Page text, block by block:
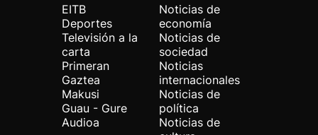
EITB
Deportes
Televisión a la
carta
Primeran
Gaztea
Makusi
Guau - Gure
Audioa
Noticias de
economía
Noticias de
sociedad
Noticias
internacionales
Noticias de
política
Noticias de